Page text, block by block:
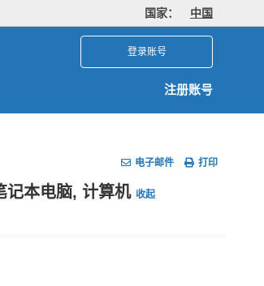
国家： 中国
登录账号
注册账号
电子邮件 打印
本电脑, 计算机 收起